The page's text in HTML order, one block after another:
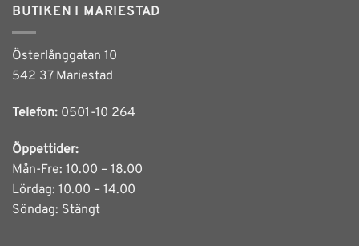
BUTIKEN I MARIESTAD
Österlånggatan 10
542 37 Mariestad
Telefon: 0501-10 264
Öppettider:
Mån-Fre: 10.00 – 18.00
Lördag: 10.00 – 14.00
Söndag: Stängt